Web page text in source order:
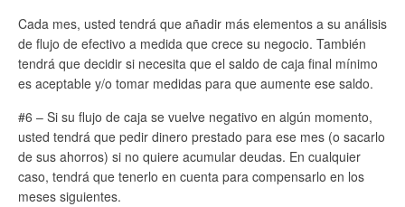
Cada mes, usted tendrá que añadir más elementos a su análisis
de flujo de efectivo a medida que crece su negocio. También
tendrá que decidir si necesita que el saldo de caja final mínimo
es aceptable y/o tomar medidas para que aumente ese saldo.
#6 – Si su flujo de caja se vuelve negativo en algún momento,
usted tendrá que pedir dinero prestado para ese mes (o sacarlo
de sus ahorros) si no quiere acumular deudas. En cualquier
caso, tendrá que tenerlo en cuenta para compensarlo en los
meses siguientes.